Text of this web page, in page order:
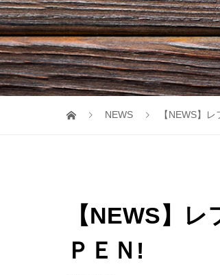
NEWS 【NEWS】
【NEWS】
ＰＥＮ!